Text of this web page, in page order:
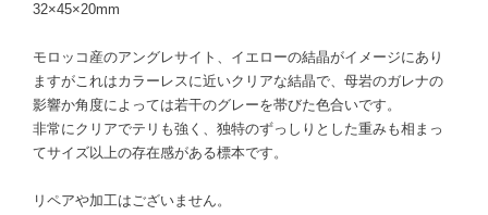
32×45×20mm
モロッコ産のアングレサイト、イエローの結晶がイメージにあり
ますがこれはカラーレスに近いクリアな結晶で、母岩のガレナの
影響か角度によっては若干のグレーを帯びた色合いです。
非常にクリアでテリも強く、独特のずっしりとした重みも相まっ
てサイズ以上の存在感がある標本です。
リペアや加工はございません。